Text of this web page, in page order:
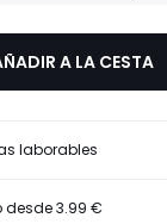
A LA CESTA
laborables
desde3.99 €